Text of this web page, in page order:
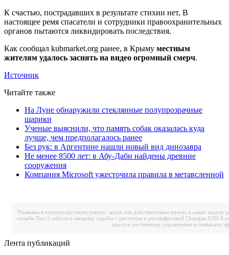
К счастью, пострадавших в результате стихии нет, В
настоящее ремя спасатели и сотрудники правоохранительных
органов пытаются ликвидировать последствия.
Как сообщал kubmarket.org ранее, в Крыму местным
жителям удалось заснять на видео огромный смерч.
Источник
Читайте также
На Луне обнаружили стеклянные полупрозрачные
шарики
Ученые выяснили, что память собак оказалась куда
лучше, чем предполагалось ранее
Без рук: в Аргентине нашли новый вид динозавра
Не менее 8500 лет: в Абу-Даби найдены древние
сооружения
Компания Microsoft ужесточила правила в метавсленной
Упаковка в термоусадочную пленку: когда она действительно нужна и какие задачи
онлайн Топ-5 сайтов о матрице судьбы с расчетом и расшифровкой Changan UNI-S
хаоса к системному управлению и повысить
Лента публикаций